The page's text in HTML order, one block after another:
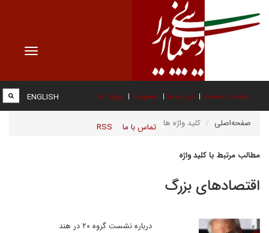
Toggle
صفحه نخست درباره ما عضویت پیوند ها
تماس با ما RSS
ENGLISH
صفحه‌اصلی کلید واژه ها
مطالب مرتبط با کلید واژه
اقتصادهای بزرگ
درباره نشست گروه ۲۰ در هند